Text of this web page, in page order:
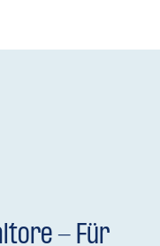
- Für